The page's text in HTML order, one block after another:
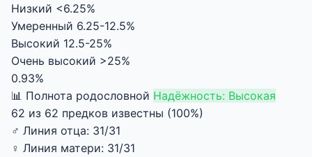
Низкий <6.25%
Умеренный 6.25-12.5%
Высокий 12.5-25%
Очень высокий >25%
0.93%
📊 Полнота родословной Надёжность: Высокая
62 из 62 предков известны (100%)
♂ Линия отца: 31/31
♀ Линия матери: 31/31